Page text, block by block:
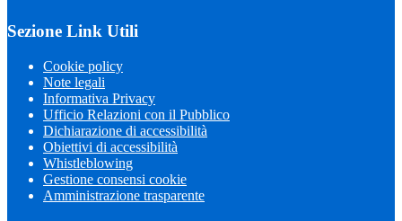
Sezione Link Utili
Cookie policy
Note legali
Informativa Privacy
Ufficio Relazioni con il Pubblico
Dichiarazione di accessibilità
Obiettivi di accessibilità
Whistleblowing
Gestione consensi cookie
Amministrazione trasparente